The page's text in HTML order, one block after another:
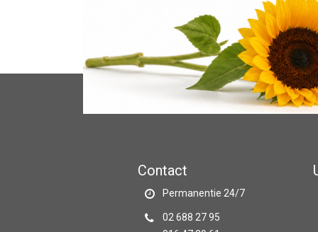
Contact
Permanentie 24/7
02 688 27 95